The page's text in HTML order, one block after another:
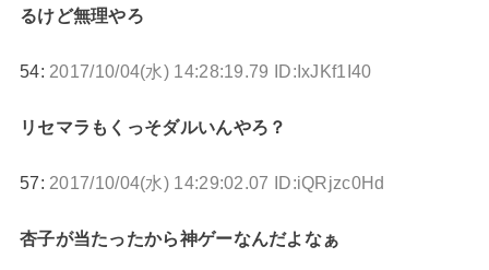
るけど無理やろ
54: 2017/10/04(水) 14:28:19.79 ID:IxJKf1I40
リセマラもくっそダルいんやろ？
57: 2017/10/04(水) 14:29:02.07 ID:iQRjzc0Hd
杏子が当たったから神ゲーなんだよなぁ